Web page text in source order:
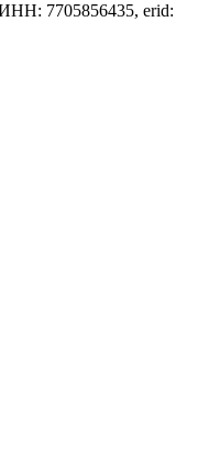
7705856435, erid: